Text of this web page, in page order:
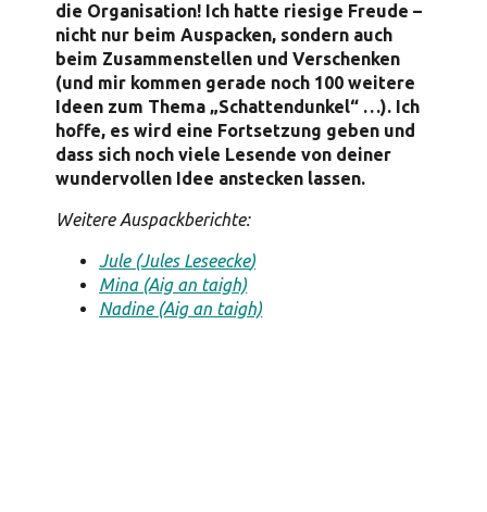
die Organisation! Ich hatte riesige Freude –
nicht nur beim Auspacken, sondern auch
beim Zusammenstellen und Verschenken
(und mir kommen gerade noch 100 weitere
Ideen zum Thema „Schattendunkel“ …). Ich
hoffe, es wird eine Fortsetzung geben und
dass sich noch viele Lesende von deiner
wundervollen Idee anstecken lassen.
Weitere Auspackberichte:
Jule (Jules Leseecke)
Mina (Aig an taigh)
Nadine (Aig an taigh)